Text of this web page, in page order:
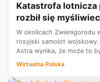
Katastrofa lotnicza
rozbił się
W okolicach Zwienigorodu
rosyjski samolot wojskowy.
Astra wynika, że może to
Pilotom
Wirtualna Polska